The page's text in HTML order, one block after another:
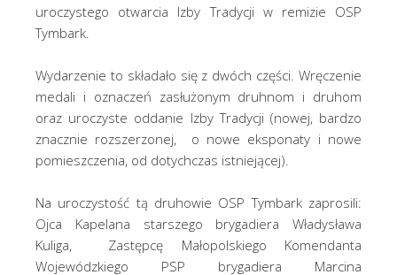
uroczystego otwarcia Izby Tradycji w remizie OSP
Tymbark.
Wydarzenie to składało się z dwóch części. Wręczenie
medali i oznaczeń zasłużonym druhnom i druhom
oraz uroczyste oddanie Izby Tradycji (nowej, bardzo
znacznie rozszerzonej, o nowe eksponaty i nowe
pomieszczenia, od dotychczas istniejącej).
Na uroczystość tą druhowie OSP Tymbark zaprosili:
Ojca Kapelana starszego brygadiera Władysława
Kuliga, Zastępcę Małopolskiego Komendanta
Wojewódzkiego PSP brygadiera Marcina